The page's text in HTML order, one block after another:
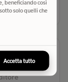
beneficiando così
solo quelli che
Accetta tutto